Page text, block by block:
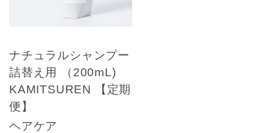
ナチュラルシャンプー
詰替え用 （200mL)
KAMITSUREN 【定期
便】
ヘアケア